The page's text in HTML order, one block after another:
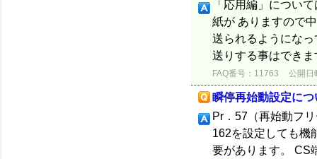
「応用編」につい
紙が ありますので
送られるようにな
送りする事はでき
FAQ番号：11763 公開日
瞬停再始動設定につ
Pr．57（再始動フ
162を設定しても機
要があります。 CS